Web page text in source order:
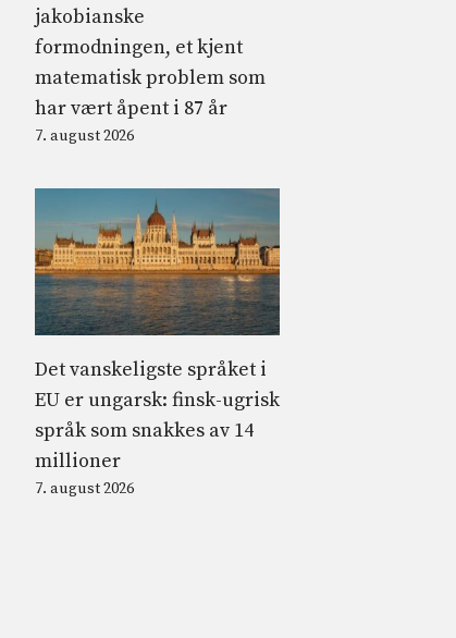
jakobianske
formodningen, et kjent
matematisk problem som
har vært åpent i 87 år
7. august 2026
Det vanskeligste språket i
EU er ungarsk: finsk-ugrisk
språk som snakkes av 14
millioner
7. august 2026